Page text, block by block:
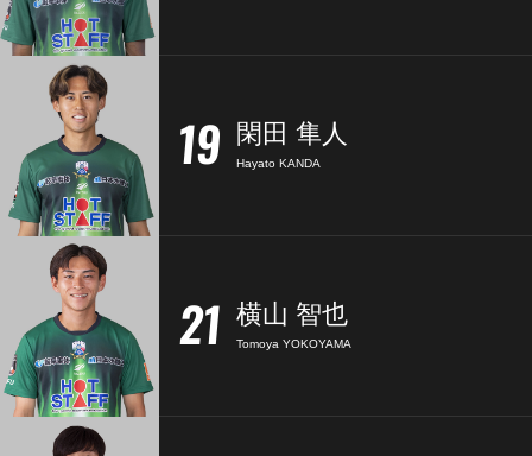
19 閑田 隼人
Hayato KANDA
21 横山 智也
Tomoya YOKOYAMA